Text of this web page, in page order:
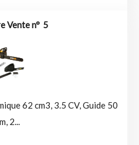
5
62 cm3, 3.5 CV, Guide 50
2...